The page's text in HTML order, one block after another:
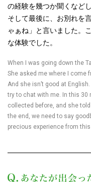
の経験を幾つか聞くなど
そして最後に、お別れを
ゃぁね」と言いました。
な体験でした。
When I was going down the
She asked me where I come
And she isn’t good at
try to chat with me. In this 30
collected before, and she
the end, we need to say
precious experience from this